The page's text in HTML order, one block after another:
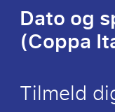
Dato og
(Coppa
Tilmeld